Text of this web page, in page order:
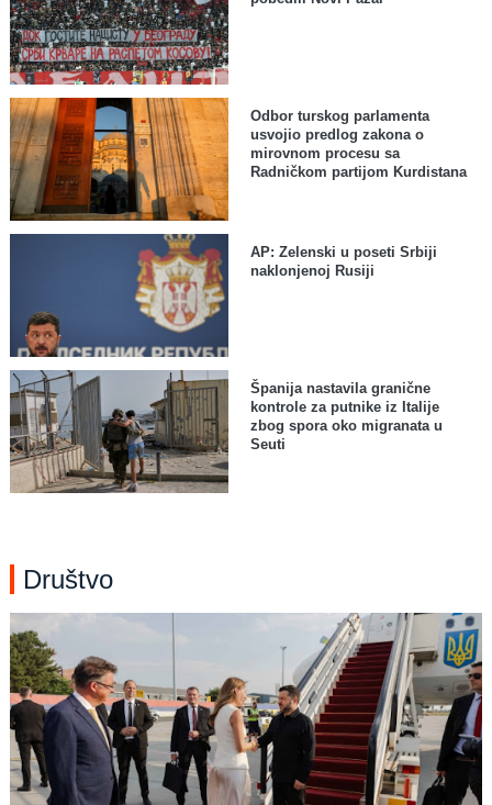
Odbor turskog parlamenta
usvojio predlog zakona o
mirovnom procesu sa
Radničkom partijom Kurdistana
AP: Zelenski u poseti Srbiji
naklonjenoj Rusiji
Španija nastavila granične
kontrole za putnike iz Italije
zbog spora oko migranata u
Seuti
Društvo